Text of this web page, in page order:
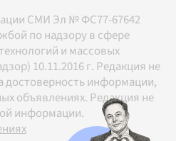
СМИ Эл № ФС77-67642
по надзору в сфере
и массовых
10.11.2016 г. Редакция не
достоверность информации,
объявлениях. Редакция не
информации.